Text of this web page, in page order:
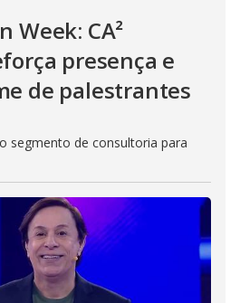
Week: CA²
presença e
de palestrantes
segmento de consultoria para